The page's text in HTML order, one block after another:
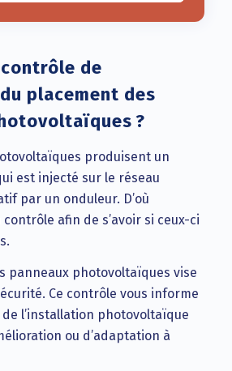
de
placement des
?
produisent un
est injecté sur le réseau
par un onduleur. D’où
contrôle afin de s’avoir si ceux-ci
panneaux photovoltaïques vise
Ce contrôle vous informe
l’installation photovoltaïque
ou d’adaptation à